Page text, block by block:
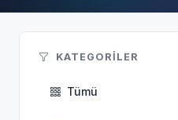
KATEGORILER
Tümü